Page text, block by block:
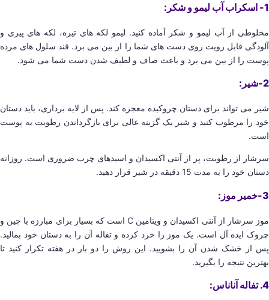
1- اسکراب آب لیمو و شکر:
مخلوطی از آب لیمو و شکر آماده کنید. لیمو لکه های تیره، لکه های پیری و
آلودگی قابل رویت روی دست های شما را از بین می برد. قند سلول های مرده
پوست را از بین می برد و باعث صاف و لطیف شدن دست شما می شود.
2-شیر:
شیر می تواند برای دستان چروکیده معجزه کند. پس از لایه برداری، باید دستان
خود را مرطوب کنید و شیر یک گزینه عالی برای بازگرداندن رطوبت به پوست
است.
سرشار از رطوبت، پر از آنتی اکسیدان و اسیدهای چرب ضروری است. روزانه
دستان خود را به مدت 15 دقیقه در شیر قرار دهید.
3-خمیر موز:
موز سرشار از آنتی اکسیدان و ویتامین C است که بسیار برای مبارزه با چین و
چروک ایده آل است. یک موز را خرد کرده و تفاله آن را به دستان خود بمالید.
پس از خشک شدن آن را بشویید. این روش را دو بار در هفته تکرار کنید تا
بهترین نتیجه را بگیرید.
4. تفاله آناناس: